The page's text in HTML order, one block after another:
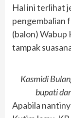
Hal ini terlihat
pengembalian
(balon) Wabup
tampak
Kasmidi
bupati
Apabila